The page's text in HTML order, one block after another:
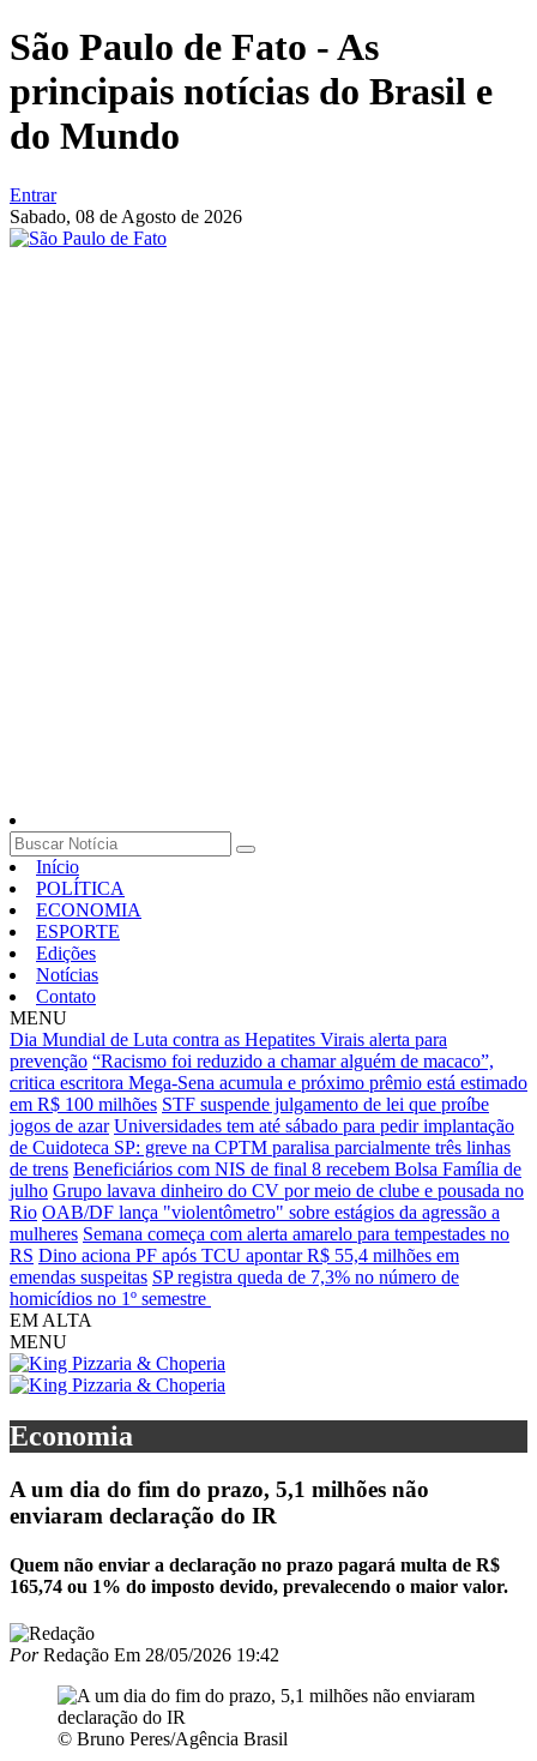
São Paulo de Fato - As
principais notícias do Brasil e
do Mundo
Entrar
Sabado, 08 de Agosto de 2026
Início
POLÍTICA
ECONOMIA
ESPORTE
Edições
Notícias
Contato
MENU
Dia Mundial de Luta contra as Hepatites Virais alerta para
prevenção “Racismo foi reduzido a chamar alguém de macaco”,
critica escritora Mega-Sena acumula e próximo prêmio está estimado
em R$ 100 milhões STF suspende julgamento de lei que proíbe
jogos de azar Universidades tem até sábado para pedir implantação
de Cuidoteca SP: greve na CPTM paralisa parcialmente três linhas
de trens Beneficiários com NIS de final 8 recebem Bolsa Família de
julho Grupo lavava dinheiro do CV por meio de clube e pousada no
Rio OAB/DF lança "violentômetro" sobre estágios da agressão a
mulheres Semana começa com alerta amarelo para tempestades no
RS Dino aciona PF após TCU apontar R$ 55,4 milhões em
emendas suspeitas SP registra queda de 7,3% no número de
homicídios no 1º semestre
EM ALTA
MENU
Economia
A um dia do fim do prazo, 5,1 milhões não
enviaram declaração do IR
Quem não enviar a declaração no prazo pagará multa de R$
165,74 ou 1% do imposto devido, prevalecendo o maior valor.
PorRedação Em 28/05/2026 19:42
© Bruno Peres/Agência Brasil